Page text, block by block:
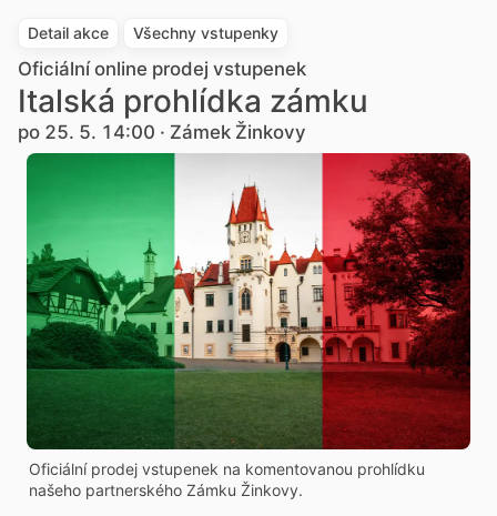
Detail akce Všechny vstupenky
Oficiální online prodej vstupenek
Italská prohlídka zámku
po 25. 5. 14:00 · Zámek Žinkovy
Oficiální prodej vstupenek na komentovanou prohlídku
našeho partnerského Zámku Žinkovy.